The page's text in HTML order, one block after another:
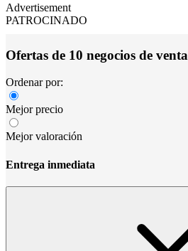
Advertisement
PATROCINADO
Ofertas de 10 negocios de venta
Ordenar por:
Mejor precio
Mejor valoración
Entrega inmediata